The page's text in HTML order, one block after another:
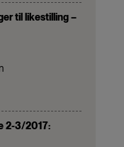
til likestilling –
2-3/2017: